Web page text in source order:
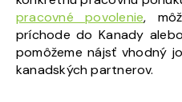
pracovné povolenie,
príchode do Kanady
pomôžeme nájsť vhodný
kanadských partnerov.